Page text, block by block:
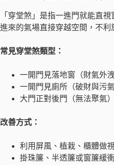
「穿堂煞」是指一進門就能直
進來的氣場直接穿越空間，不利
常見穿堂煞類型：
一開門見落地窗（財氣外洩
一開門見廁所（破財與污氣
大門正對後門（無法聚氣）
改善方式：
利用屏風、植栽、櫃體做
掛珠簾、半透簾或窗簾緩